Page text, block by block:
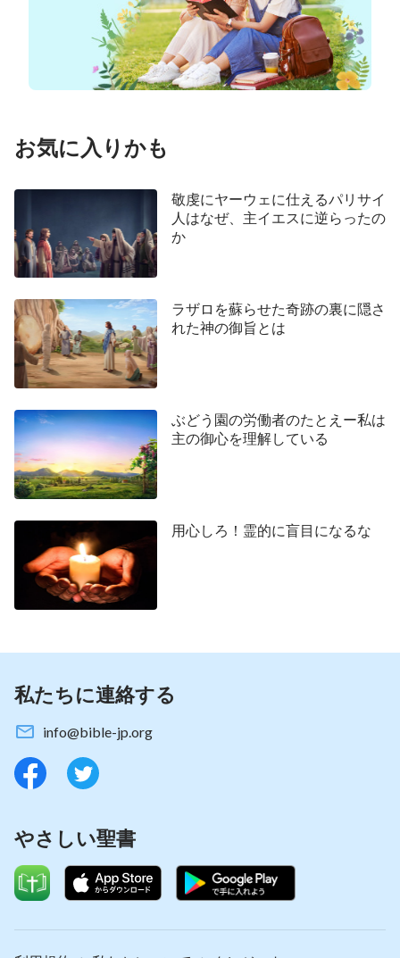
様々な行事で主イエス様の誕生をお祝いするので
す。けれども、私たちはクリスマスの意味と、主イ
エス様の御心や私たちにイエス様が求めておられる
ことを理解しているでしょうか。神様に満足してい
きなのでしょうか。
の山でも、またエルサレムでもない所で、父を礼拝
する時が来る。…しかし、まことの礼拝をする者た
ちが、霊とまこととをもって父を礼拝する時が来
る。そうだ、今きている。父は、このような礼拝を
する者たちを求めておられるからである。」（ヨハ
ネによる福音書 4:21、23)主イエス様の言葉から、
イエス様は私たちが形にばかりこだわったり行事に
参加したりするばかりでなく、霊と誠真をもって神
様を礼拝することを望んでおられることが分かりま
す。昔、パリサイ人や祭司長、律法学者たちは神殿
での様々な儀式や規則ばかりにこだわっていまし
た。彼らは毎日神様にいけにえを捧げましたが、神
様の言葉を実践することはほとんどなく、ヤーウェ
の命令に従うこともなく、神様からの命令を捨てて
人間的な伝統にのみ従ったのです。そして最終的
に、彼らは神様からの称賛を得なかったばかりか、
幸せを感じても、心から主を礼拝しているのではな
く、クリスマスを機会として神様の御心を理解した
あれば、主イエス様から認めていただくことはでき
められた時から贖いの業を完了された時までの間
に、主イエス様は多くの真理を現わされ、多くの要
求を提示されました。私たちがみな主の御言葉を実
践することに重きをおいていつでもどこでも、どん
なことがあっても、誰に対しても主の教えを実践す
お気に入りかも
敬虔にヤーウェに仕えるパリサイ
人はなぜ、主イエスに逆らったの
か
ラザロを蘇らせた奇跡の裏に隠さ
れた神の御旨とは
ぶどう園の労働者のたとえー私は
主の御心を理解している
用心しろ！霊的に盲目になるな
私たちに連絡する
info@bible-jp.org
やさしい聖書